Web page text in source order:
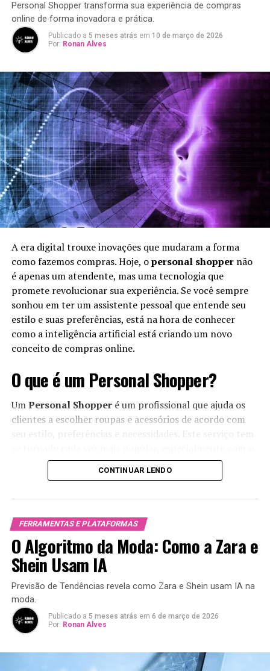
Personal Shopper transforma sua experiência de compras
online de forma inovadora e prática.
Publicado a 5 meses atrás em 10 de março de 2026
Por: Ronan Alves
A era digital trouxe inovações que mudaram a forma
como fazemos compras. Hoje, opersonal shoppernão
é apenas um atendente, mas uma tecnologia que
promete revolucionar sua experiência. Se você sempre
sonhou em ter um assistente pessoal que entende seu
estilo e suas preferências, está na hora de conhecer
como a inteligência artificial está criando um novo
conceito de compras online.
O que é um Personal Shopper?
UmPersonal Shopperé um profissional que ajuda os
clientes a escolher roupas e acessórios de acordo com
crescimento das compras online. O Personal Shopper
entende as tendências da moda e sugere peças que se
Como Funciona um Personal
Shopper Digital?
O Personal Shopper digital opera com o auxílio de
algoritmos e tecnologias avançadas. Aqui estão os
passos típicos desse processo:
Cadastro e Preferências:
estilo, tamanho e cores que gosta.
CONTINUAR LENDO
FERRAMENTAS E PLATAFORMAS
O Algoritmo da Moda: Como a Zara e
Shein Usam IA
Previsão de Tendências revela como Zara e Shein usam IA na
moda.
Publicado a 5 meses atrás em 6 de março de 2026
Por: Ronan Alves